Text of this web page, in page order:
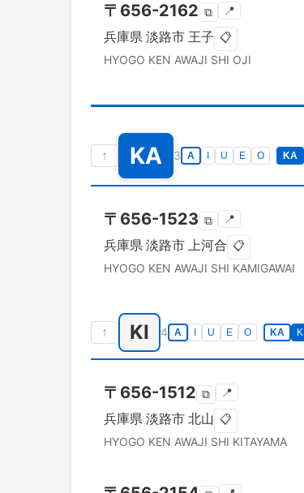
〒 656-2162 ⧉ 📍
兵庫県 淡路市 王子 📋
HYOGO KEN AWAJI SHI OJI
↑ KA 3 A U E O KA
〒 656-1523 ⧉ 📍
兵庫県 淡路市 上河合 📋
HYOGO KEN AWAJI SHI KAMIGAWAI
↑ KI 4 A U E O KA KI
〒 656-1512 ⧉ 📍
兵庫県 淡路市 北山 📋
HYOGO KEN AWAJI SHI KITAYAMA